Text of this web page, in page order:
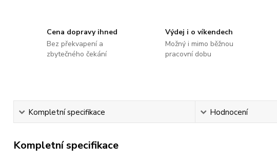
Cena dopravy ihned
Bez překvapení a
zbytečného čekání
Výdej i o víkendech
Možný i mimo běžnou
pracovní dobu
Kompletní specifikace Hodnocení
Kompletní specifikace